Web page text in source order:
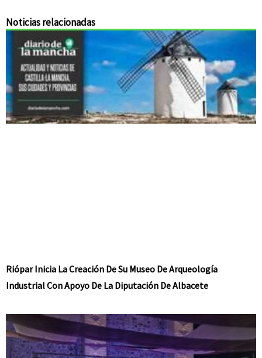
Noticias relacionadas
Riópar Inicia La Creación De Su Museo De Arqueología
Industrial Con Apoyo De La Diputación De Albacete